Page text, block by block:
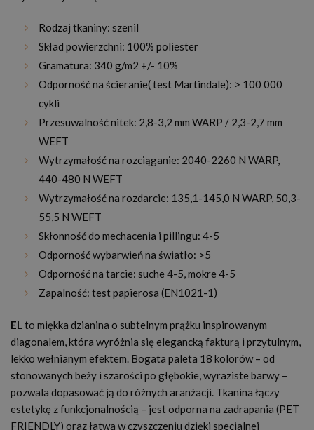
Rodzaj tkaniny: szenil
Skład powierzchni: 100% poliester
Gramatura: 340 g/m2 +/- 10%
Odporność na ścieranie( test Martindale): > 100 000
cykli
Przesuwalność nitek: 2,8-3,2 mm WARP / 2,3-2,7 mm
WEFT
Wytrzymałość na rozciąganie: 2040-2260 N WARP,
440-480 N WEFT
Wytrzymałość na rozdarcie: 135,1-145,0 N WARP, 50,3-
55,5 N WEFT
Skłonność do mechacenia i pillingu: 4-5
Odporność wybarwień na światło: >5
Odporność na tarcie: suche 4-5, mokre 4-5
Zapalność: test papierosa (EN1021-1)
ELto miękka dzianina o subtelnym prążku inspirowanym
diagonalem, która wyróżnia się elegancką fakturą i przytulnym,
lekko wełnianym efektem. Bogata paleta 18 kolorów – od
stonowanych beży i szarości po głębokie, wyraziste barwy –
pozwala dopasować ją do różnych aranżacji. Tkanina łączy
estetykę z funkcjonalnością – jest odporna na zadrapania (PET
FRIENDLY) oraz łatwa w czyszczeniu dzięki specjalnej